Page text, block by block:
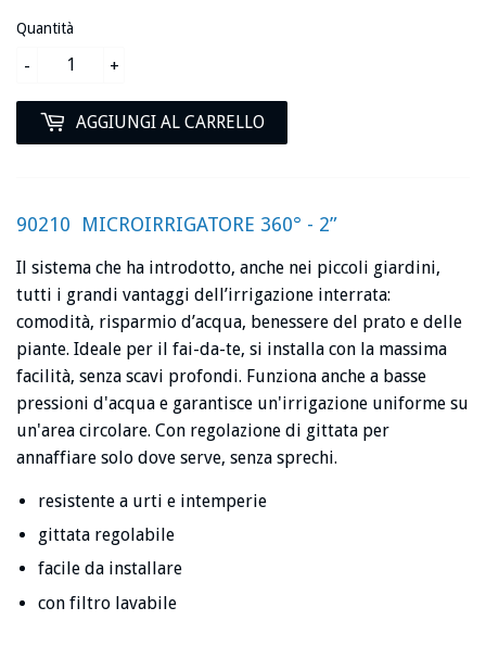
Quantità
+
-
AGGIUNGI AL CARRELLO
90210 MICROIRRIGATORE 360° - 2”
Il sistema che ha introdotto, anche nei piccoli giardini,
tutti i grandi vantaggi dell’irrigazione interrata:
comodità, risparmio d’acqua, benessere del prato e delle
piante. Ideale per il fai-da-te, si installa con la massima
facilità, senza scavi profondi. Funziona anche a basse
pressioni d'acqua e garantisce un'irrigazione uniforme su
un'area circolare. Con regolazione di gittata per
annaffiare solo dove serve, senza sprechi.
resistente a urti e intemperie
gittata regolabile
facile da installare
con filtro lavabile